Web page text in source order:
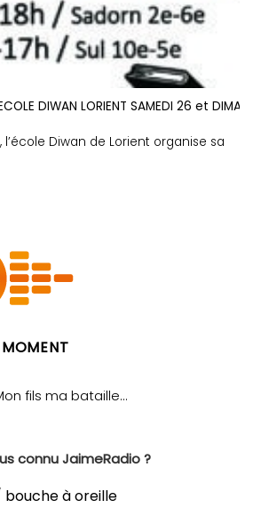
DIWAN LORIENT SAMEDI 26 et
l’école Diwan de Lorient organise sa
connu JaimeRadio ?
bouche à oreille